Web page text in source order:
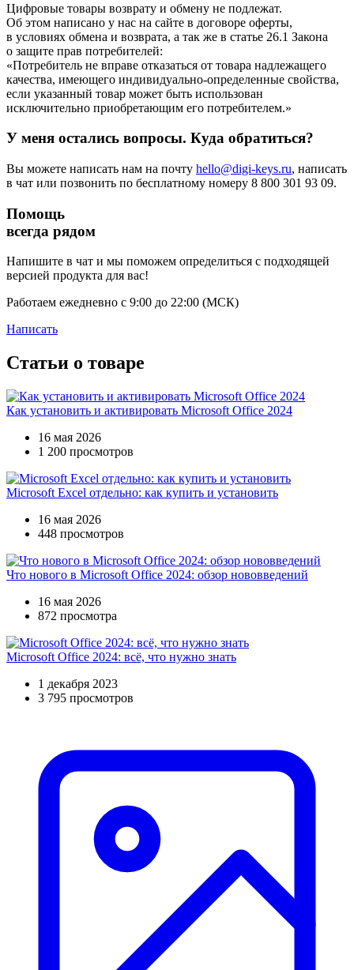
Цифровые товары возврату и обмену не подлежат.
Об этом написано у нас на сайте в договоре оферты,
в условиях обмена и возврата, а так же в статье 26.1 Закона
о защите прав потребителей:
«Потребитель не вправе отказаться от товара надлежащего
качества, имеющего индивидуально-определенные свойства,
если указанный товар может быть использован
исключительно приобретающим его потребителем.»
У меня остались вопросы. Куда обратиться?
Вы можете написать нам на почту hello@digi-keys.ru, написать
в чат или позвонить по бесплатному номеру 8 800 301 93 09.
Помощь
всегда рядом
Напишите в чат и мы поможем определиться с подходящей
версией продукта для вас!
Работаем ежедневно с 9:00 до 22:00 (МСК)
Написать
Статьи о товаре
Как установить и активировать Microsoft Office 2024
16 мая 2026
1 200 просмотров
Microsoft Excel отдельно: как купить и установить
16 мая 2026
448 просмотров
Что нового в Microsoft Office 2024: обзор нововведений
16 мая 2026
872 просмотра
Microsoft Office 2024: всё, что нужно знать
1 декабря 2023
3 795 просмотров